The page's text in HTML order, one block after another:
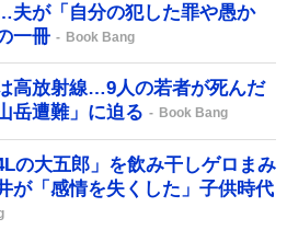
夫が「自分の犯した罪や愚か
一冊
Book Bang
高放射線…9人の若者が死んだ
岳遭難」に迫る
Book Bang
の大五郎」を飲み干しゲロまみ
が「感情を失くした」子供時代